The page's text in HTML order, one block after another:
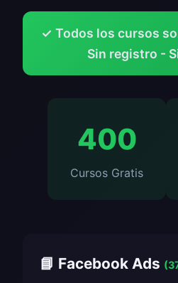
✓ Todos los cursos
Sin registro -
400
Cursos Gratis
📘 Facebook Ads